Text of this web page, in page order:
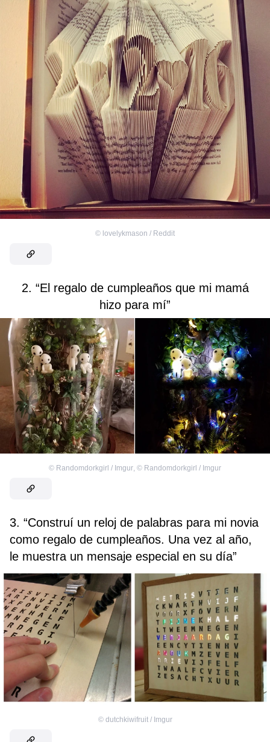
© lovelykmason / Reddit
2. “El regalo de cumpleaños que mi mamá
hizo para mí”
© Randomdorkgirl / Imgur, © Randomdorkgirl / Imgur
3. “Construí un reloj de palabras para mi novia
como regalo de cumpleaños. Una vez al año,
le muestra un mensaje especial en su día”
© dutchkiwifruit / Imgur